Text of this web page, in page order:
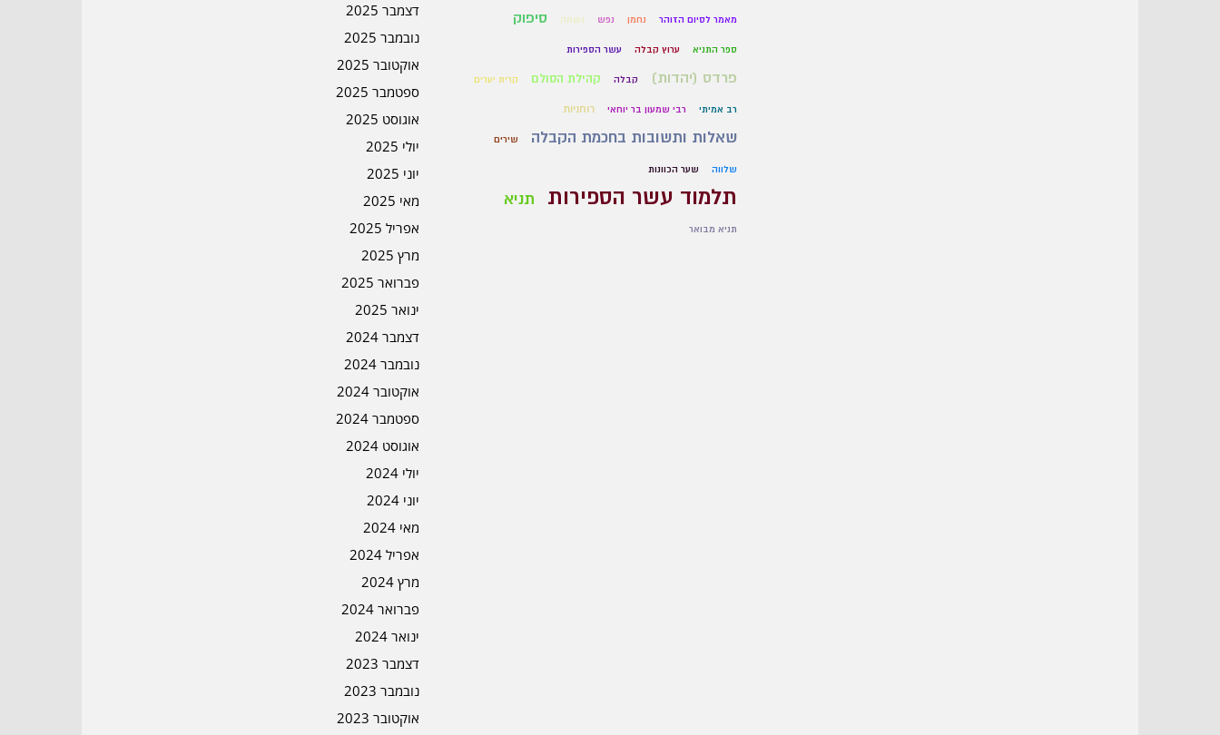
דצמבר 2025
נובמבר 2025
אוקטובר 2025
ספטמבר 2025
אוגוסט 2025
יולי 2025
יוני 2025
מאי 2025
אפריל 2025
מרץ 2025
פברואר 2025
ינואר 2025
דצמבר 2024
נובמבר 2024
אוקטובר 2024
ספטמבר 2024
אוגוסט 2024
יולי 2024
יוני 2024
מאי 2024
אפריל 2024
מרץ 2024
פברואר 2024
ינואר 2024
דצמבר 2023
נובמבר 2023
אוקטובר 2023
מאמר לסיום הזוהר נחמן נפש נשמה סיפוק
ספר התניא ערוץ קבלה עשר הספירות
פרדס (יהדות) קבלה קהילת הסולם קרית יערים
רב אמיתי רבי שמעון בר יוחאי רוחניות
שאלות ותשובות בחכמת הקבלה שירים
שלווה שער הכוונות
תלמוד עשר הספירות תניא
תניא מבואר